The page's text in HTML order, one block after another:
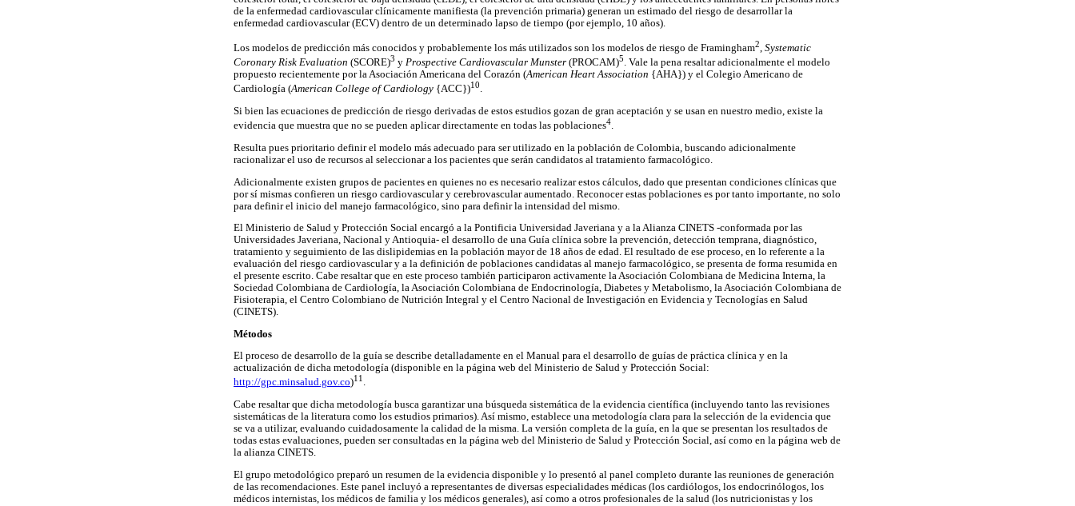
de la enfermedad cardiovascular clínicamente manifiesta (la prevención primaria) generan un estimado del riesgo de desarrollar la
enfermedad cardiovascular (ECV) dentro de un determinado lapso de tiempo (por ejemplo, 10 años).
Los modelos de predicción más conocidos y probablemente los más utilizados son los modelos de riesgo de Framingham2, Systematic
Coronary Risk Evaluation (SCORE)3 y Prospective Cardiovascular Munster (PROCAM)5. Vale la pena resaltar adicionalmente el modelo
propuesto recientemente por la Asociación Americana del Corazón (American Heart Association {AHA}) y el Colegio Americano de
Cardiología (American College of Cardiology {ACC})10.
Si bien las ecuaciones de predicción de riesgo derivadas de estos estudios gozan de gran aceptación y se usan en nuestro medio, existe la
evidencia que muestra que no se pueden aplicar directamente en todas las poblaciones4.
Resulta pues prioritario definir el modelo más adecuado para ser utilizado en la población de Colombia, buscando adicionalmente
racionalizar el uso de recursos al seleccionar a los pacientes que serán candidatos al tratamiento farmacológico.
Adicionalmente existen grupos de pacientes en quienes no es necesario realizar estos cálculos, dado que presentan condiciones clínicas que
por sí mismas confieren un riesgo cardiovascular y cerebrovascular aumentado. Reconocer estas poblaciones es por tanto importante, no solo
para definir el inicio del manejo farmacológico, sino para definir la intensidad del mismo.
El Ministerio de Salud y Protección Social encargó a la Pontificia Universidad Javeriana y a la Alianza CINETS -conformada por las
Universidades Javeriana, Nacional y Antioquia- el desarrollo de una Guía clínica sobre la prevención, detección temprana, diagnóstico,
tratamiento y seguimiento de las dislipidemias en la población mayor de 18 años de edad. El resultado de ese proceso, en lo referente a la
evaluación del riesgo cardiovascular y a la definición de poblaciones candidatas al manejo farmacológico, se presenta de forma resumida en
el presente escrito. Cabe resaltar que en este proceso también participaron activamente la Asociación Colombiana de Medicina Interna, la
Sociedad Colombiana de Cardiología, la Asociación Colombiana de Endocrinología, Diabetes y Metabolismo, la Asociación Colombiana de
Fisioterapia, el Centro Colombiano de Nutrición Integral y el Centro Nacional de Investigación en Evidencia y Tecnologías en Salud
(CINETS).
Métodos
El proceso de desarrollo de la guía se describe detalladamente en el Manual para el desarrollo de guías de práctica clínica y en la
actualización de dicha metodología (disponible en la página web del Ministerio de Salud y Protección Social:
http://gpc.minsalud.gov.co)11.
Cabe resaltar que dicha metodología busca garantizar una búsqueda sistemática de la evidencia científica (incluyendo tanto las revisiones
sistemáticas de la literatura como los estudios primarios). Así mismo, establece una metodología clara para la selección de la evidencia que
se va a utilizar, evaluando cuidadosamente la calidad de la misma. La versión completa de la guía, en la que se presentan los resultados de
todas estas evaluaciones, pueden ser consultadas en la página web del Ministerio de Salud y Protección Social, así como en la página web de
la alianza CINETS.
El grupo metodológico preparó un resumen de la evidencia disponible y lo presentó al panel completo durante las reuniones de generación
de las recomendaciones. Este panel incluyó a representantes de diversas especialidades médicas (los cardiólogos, los endocrinólogos, los
médicos internistas, los médicos de familia y los médicos generales), así como a otros profesionales de la salud (los nutricionistas y los